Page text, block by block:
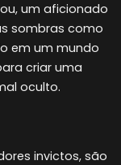
um aficionado
sombras como
em um mundo
criar uma
oculto.
invictos, são